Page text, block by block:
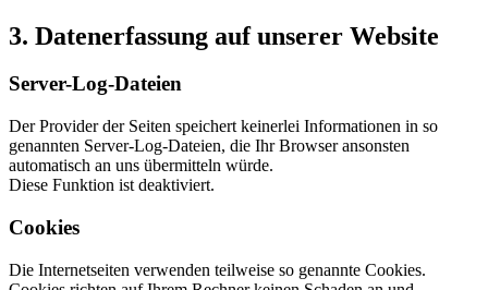
3. Datenerfassung auf unserer Website
Server-Log-Dateien
Der Provider der Seiten speichert keinerlei Informationen in so
genannten Server-Log-Dateien, die Ihr Browser ansonsten
automatisch an uns übermitteln würde.
Diese Funktion ist deaktiviert.
Cookies
Die Internetseiten verwenden teilweise so genannte Cookies.